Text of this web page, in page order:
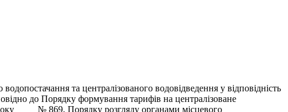
та централізованого водовідведення у відповідність
до Порядку формування тарифів на централізоване
року № 869, Порядку розгляду органами місцевого